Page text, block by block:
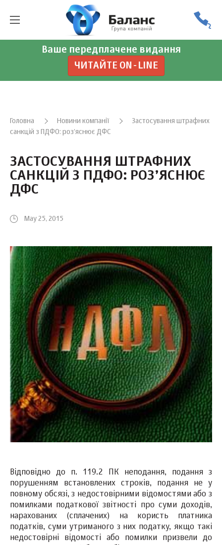
Ваше передплачене видання
ЧИТАЙТЕ ON-LINE
Головна Новини компанії
Застосування штрафних
санкцій з ПДФО: роз’яснює ДФС
ЗАСТОСУВАННЯ ШТРАФНИХ
САНКЦІЙ З ПДФО: РОЗ’ЯСНЮЄ
ДФС
May 25, 2015
Відповідно до п. 119.2 ПК неподання, подання з
порушенням встановлених строків, подання не у
повному обсязі, з недостовірними відомостями або з
помилками податкової звітності про суми доходів,
нарахованих (сплачених) на користь платника
податків, суми утриманого з них податку, якщо такі
недостовірні відомості або помилки призвели до